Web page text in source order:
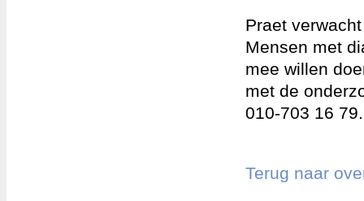
Praet
Mensen met
mee willen
met de
010-703 16
Terug naar